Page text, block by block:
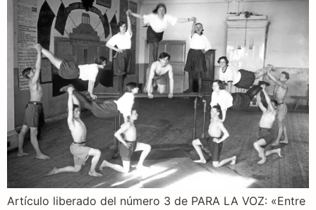
Artículo liberado del número 3 de PARA LA VOZ: «Entre